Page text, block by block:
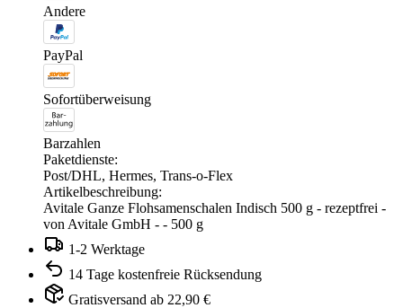
Andere
PayPal
Sofortüberweisung
Barzahlen
Paketdienste:
Post/DHL, Hermes, Trans-o-Flex
Artikelbeschreibung:
Avitale Ganze Flohsamenschalen Indisch 500 g - rezeptfrei -
von Avitale GmbH - - 500 g
1-2 Werktage
14 Tage kostenfreie Rücksendung
Gratisversand ab 22,90 €